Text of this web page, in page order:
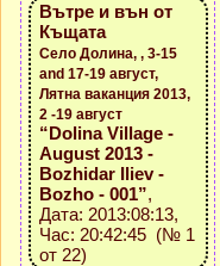
Вътре и вън от
Къщата
Село Долина, , 3-15
and 17-19 август,
Лятна ваканция 2013,
2 -19 август
“Dolina Village -
August 2013 -
Bozhidar Iliev -
Bozho - 001”,
Дата: 2013:08:13,
Час: 20:42:45 (№ 1
от 22)